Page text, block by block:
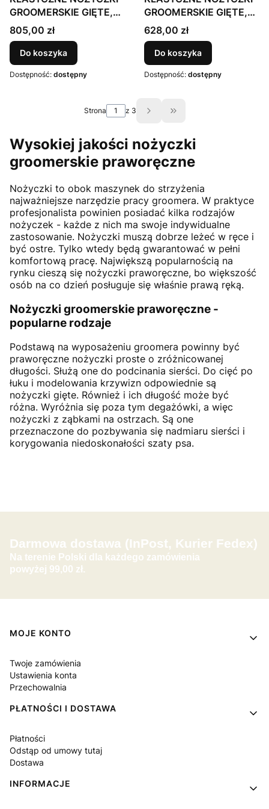
GROOMERSKIE GIĘTE,
18 cm, japońska stal
nierdzewna 440c, kolor
SREBRNY ZE ZŁOTYM
UCHWYTEM, Perfection
by Janita J. Plunge
Cena
805,00 zł
Do koszyka
Dostępność: dostępny
GROOMERSKIE GIĘTE,
19 cm, japońska stal
nierdzewna 440c, kolor
SREBRNY ZE ZŁOTYM
UCHWYTEM, brązowe
etui Linia by Janita
Cena
628,00 zł
Do koszyka
Dostępność: dostępny
Strona z 3 Przejdź do ostatniej
Wysokiej jakości nożyczki
groomerskie praworęczne
Nożyczki to obok maszynek do strzyżenia
najważniejsze narzędzie pracy groomera. W praktyce
profesjonalista powinien posiadać kilka rodzajów
nożyczek - każde z nich ma swoje indywidualne
zastosowanie. Nożyczki muszą dobrze leżeć w ręce i
być ostre. Tylko wtedy będą gwarantować w pełni
komfortową pracę. Największą popularnością na
rynku cieszą się nożyczki praworęczne, bo większość
osób na co dzień posługuje się właśnie prawą ręką.
Nożyczki groomerskie praworęczne -
popularne rodzaje
Podstawą na wyposażeniu groomera powinny być
praworęczne nożyczki proste o zróżnicowanej
długości. Służą one do podcinania sierści. Do cięć po
łuku i modelowania krzywizn odpowiednie są
nożyczki gięte. Również i ich długość może być
różna. Wyróżnia się poza tym degażówki, a więc
nożyczki z ząbkami na ostrzach. Są one
przeznaczone do pozbywania się nadmiaru sierści i
korygowania niedoskonałości szaty psa.
Darmowa dostawa (InPost, Kurier Fedex)
Na terenie Polski dla każdego zamówienia
powyżej 99,00 zł.
Linki w stopce
MOJE KONTO
Twoje zamówienia
Ustawienia konta
Przechowalnia
PŁATNOŚCI I DOSTAWA
Płatności
Odstąp od umowy tutaj
Dostawa
INFORMACJE